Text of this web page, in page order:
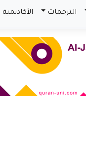
الترجمات الأكاديمية